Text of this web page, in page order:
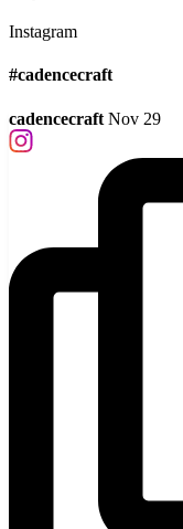
Instagram
#cadencecraft
cadencecraft Nov 29